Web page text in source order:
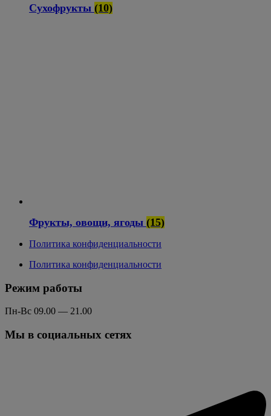
Сухофрукты (10)
Фрукты, овощи, ягоды (15)
Политика конфиденциальности
Политика конфиденциальности
Режим работы
Пн-Вс 09.00 — 21.00
Мы в социальных сетях